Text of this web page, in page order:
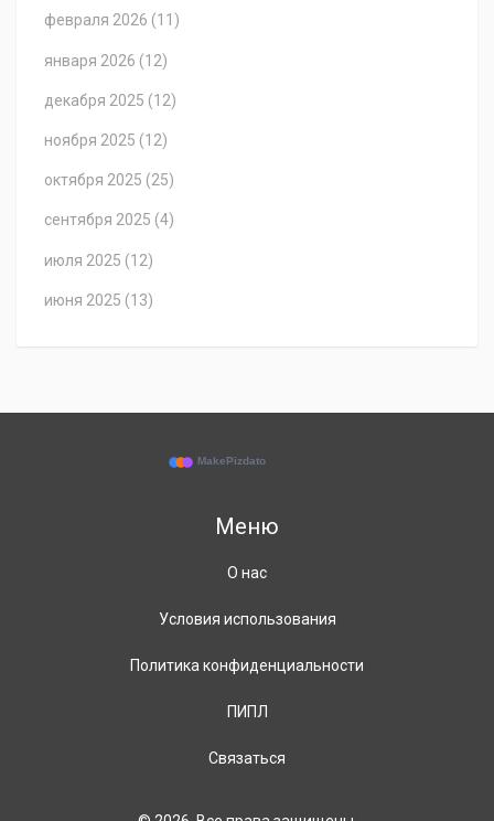
февраля 2026 (11)
января 2026 (12)
декабря 2025 (12)
ноября 2025 (12)
октября 2025 (25)
сентября 2025 (4)
июля 2025 (12)
июня 2025 (13)
Меню
О нас
Условия использования
Политика конфиденциальности
ПИПЛ
Связаться